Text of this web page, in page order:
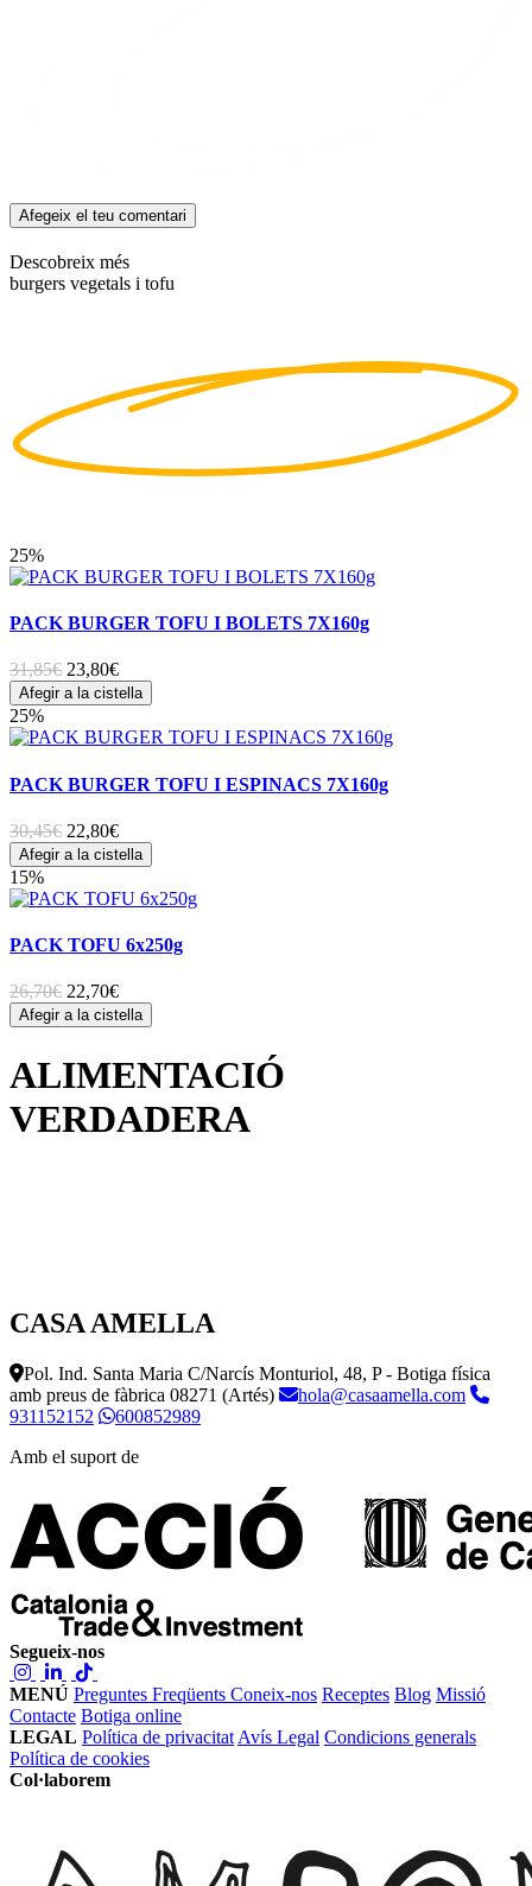
Afegeix el teu comentari
Descobreix més
burgers vegetals i tofu
25%
PACK BURGER TOFU I BOLETS 7X160g
31,85€ 23,80€
Afegir a la cistella
25%
PACK BURGER TOFU I ESPINACS 7X160g
30,45€ 22,80€
Afegir a la cistella
15%
PACK TOFU 6x250g
26,70€ 22,70€
Afegir a la cistella
ALIMENTACIÓ
VERDADERA
CASA AMELLA
Pol. Ind. Santa Maria C/Narcís Monturiol, 48, P - Botiga física
amb preus de fàbrica 08271 (Artés)
hola@casaamella.com
931152152
600852989
Amb el suport de
Segueix-nos
MENÚ Preguntes Freqüents Coneix-nos Receptes Blog Missió
Contacte Botiga online
LEGAL Política de privacitat Avís Legal Condicions generals
Política de cookies
Col·laborem